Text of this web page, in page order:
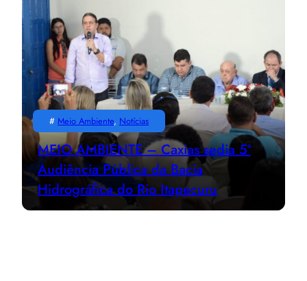
# Meio Ambiente, Notícias
MEIO AMBIENTE – Caxias sedia 5ª
Audiência Pública da Bacia
Hidrográfica do Rio Itapecuru